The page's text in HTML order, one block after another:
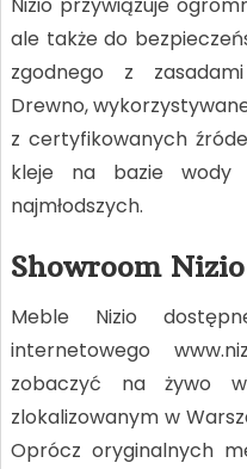
ale także do
zgodnego z
Drewno,
z certyfikowanych
kleje na bazie wody
najmłodszych.
Showroom
Meble Nizio
internetowego
zobaczyć na żywo
zlokalizowanym w
Oprócz oryginalnych